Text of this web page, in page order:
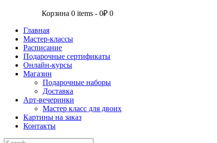
Корзина 0 items -0₽ 0
Главная
Мастер-классы
Расписание
Подарочные сертификаты
Онлайн-курсы
Магазин
Подарочные наборы
Доставка
Арт-вечеринки
Мастер класс для двоих
Картины на заказ
Контакты